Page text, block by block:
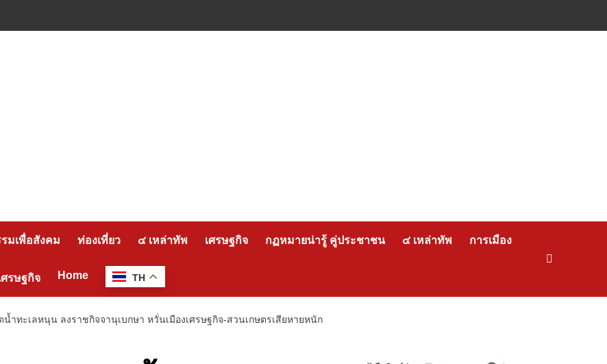
มเพื่อสังคม ท่องเที่ยว ๔ เหล่าทัพ เศรษฐกิจ กฏหมายน่ารู้ คู่ประชาชน ๔ เหล่าทัพ การเมือง
ศรษฐกิจ Home TH
ทะเลหนุน ลงราชกิจจานุเบกษา หวั่นเมืองเศรษฐกิจ-สวนเกษตรเสียหายหนัก